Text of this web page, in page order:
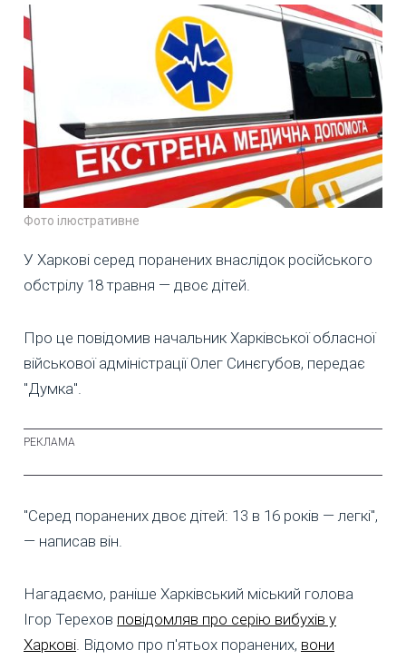
Фото ілюстративне
У Харкові серед поранених внаслідок російського
обстрілу 18 травня — двоє дітей.
Про це повідомив начальник Харківської обласної
військової адміністрації Олег Синєгубов, передає
"Думка".
"Серед поранених двоє дітей: 13 в 16 років — легкі",
— написав він.
Нагадаємо, раніше Харківський міський голова
Ігор Терехов повідомляв про серію вибухів у
Харкові. Відомо про п'ятьох поранених, вони